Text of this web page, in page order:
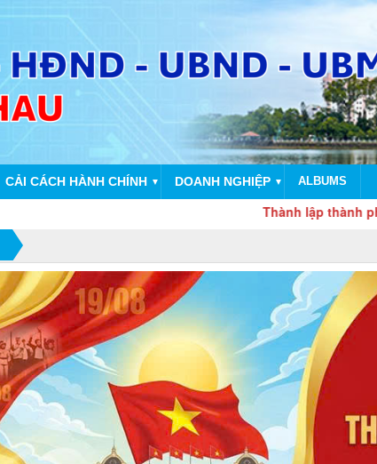
CẢI CÁCH HÀNH CHÍNH ▼ DOANH NGHIỆP ▼ ALBUMS
Thành lập thành phố